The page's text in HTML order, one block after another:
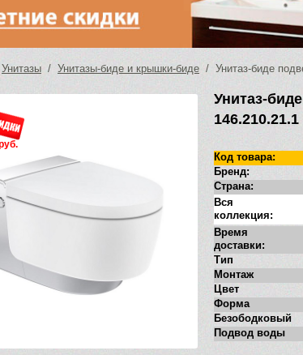
Унитазы / Унитазы-биде и крышки-биде / Унитаз-биде
Унитаз-
146.210.21.1
Код товара:
Бренд:
Страна:
Вся
коллекция:
Время
доставки:
Тип
Монтаж
Цвет
Форма
Безободковый
Подвод воды